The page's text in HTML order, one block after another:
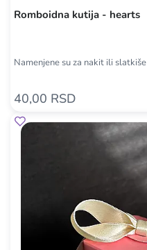
Romboidna kutija - hearts
Namenjene su za nakit ili slatkiše
40,00 RSD